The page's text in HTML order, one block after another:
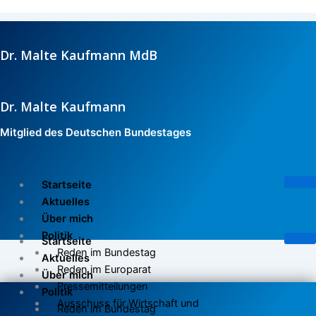
Inhalt
Dr. Malte Kaufmann MdB
Dr. Malte Kaufmann
Mitglied des Deutschen Bundestages
Startseite
Aktuelles
Über mich
Politik
Reden im Bundestag
Reden im Europarat
Pressemitteilungen
Ausschuss für Wirtschaft und
Startseite
Aktuelles
Über mich
Politik
Reden im Bundestag